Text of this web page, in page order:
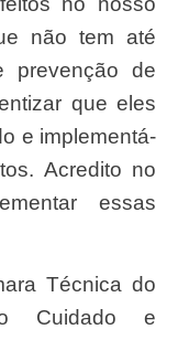
não tem até
prevenção de
que eles
e implementá-
Acredito no
essas
Cuidado e